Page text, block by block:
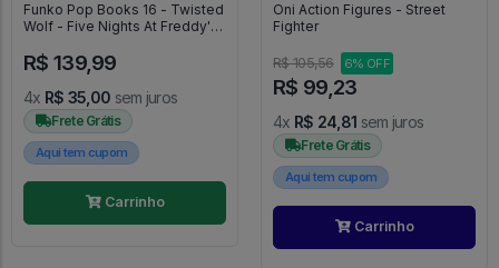
Funko Pop Books 16 - Twisted
Wolf - Five Nights At Freddy's
R$ 139,99
4x R$ 35,00 sem juros
Frete Grátis
Aqui tem cupom
Carrinho
Oni Action Figures - Street
Fighter
R$ 105,56 6% OFF
R$ 99,23
4x R$ 24,81 sem juros
Frete Grátis
Aqui tem cupom
Carrinho